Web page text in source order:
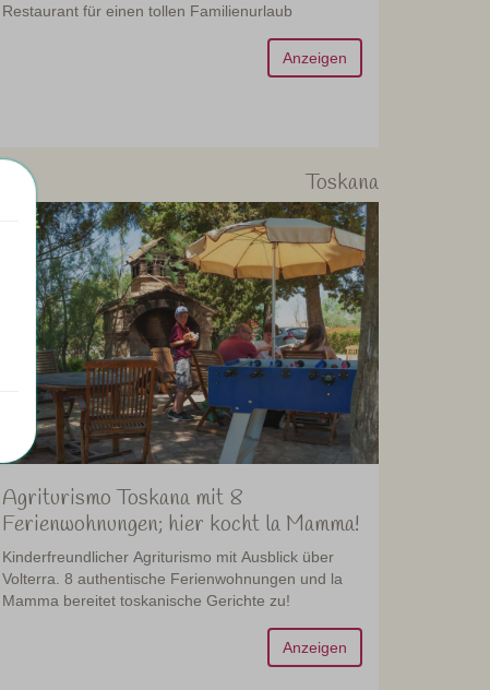
Restaurant für einen tollen Familienurlaub
Anzeigen
Toskana
Agriturismo Toskana mit 8
Ferienwohnungen; hier kocht la Mamma!
Kinderfreundlicher Agriturismo mit Ausblick über
Volterra. 8 authentische Ferienwohnungen und la
Mamma bereitet toskanische Gerichte zu!
Anzeigen